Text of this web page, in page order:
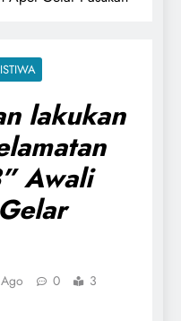
lakukan
Awali
0
3